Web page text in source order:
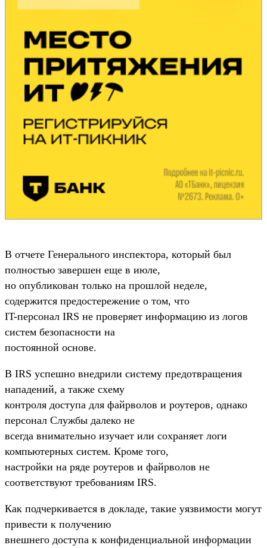
В отчете Генерального инспектора, который был
полностью завершен еще в июле,
но опубликован только на прошлой неделе,
содержится предостережение о том, что
IT-персонал IRS не проверяет информацию из логов
систем безопасности на
постоянной основе.
В IRS успешно внедрили систему предотвращения
нападений, а также схему
контроля доступа для файрволов и роутеров, однако
персонал Службы далеко не
всегда внимательно изучает или сохраняет логи
компьютерных систем. Кроме того,
настройки на ряде роутеров и файрволов не
соответствуют требованиям IRS.
Как подчеркивается в докладе, такие уязвимости могут
привести к получению
внешнего доступа к конфиденциальной информации